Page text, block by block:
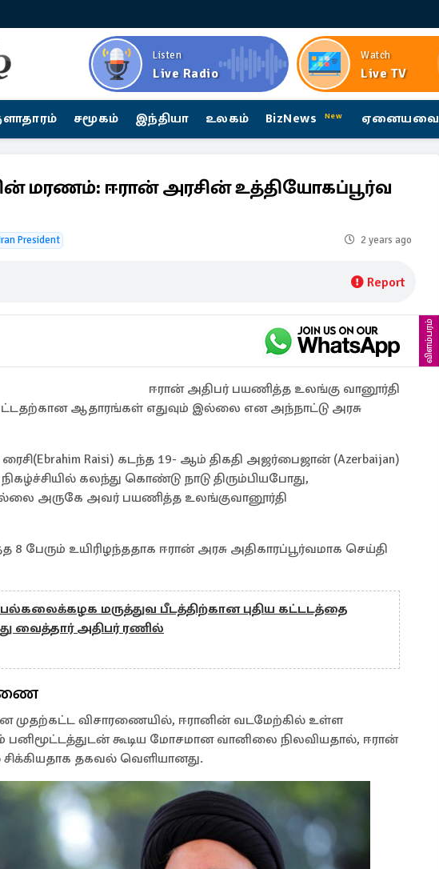
Listen
Live Radio
Watch
Live TV
சமூகம் இந்தியா உலகம் BizNews New ஏனையவை
மரணம்: ஈரான் அரசின் உத்தியோகப்பூர்வ
President 2 years ago
Report
விளம்பரம்
ஈரான் அதிபர் பயணித்த உலங்கு வானூர்தி
ஆதாரங்கள் எதுவும் இல்லை என அந்நாட்டு அரசு
Raisi) கடந்த 19- ஆம் திகதி அஜர்பைஜான் (Azerbaijan)
கலந்து கொண்டு நாடு திரும்பியபோது,
அருகே அவர் பயணித்த உலங்குவானூர்தி
பேரும் உயிரிழந்ததாக ஈரான் அரசு அதிகாரப்பூர்வமாக செய்தி
மருத்துவ பீடத்திற்கான புதிய கட்டடத்தை
வைத்தார் அதிபர் ரணில்
முதற்கட்ட விசாரணையில், ஈரானின் வடமேற்கில் உள்ள
பனிமூட்டத்துடன் கூடிய மோசமான வானிலை நிலவியதால், ஈரான்
தகவல் வெளியானது.